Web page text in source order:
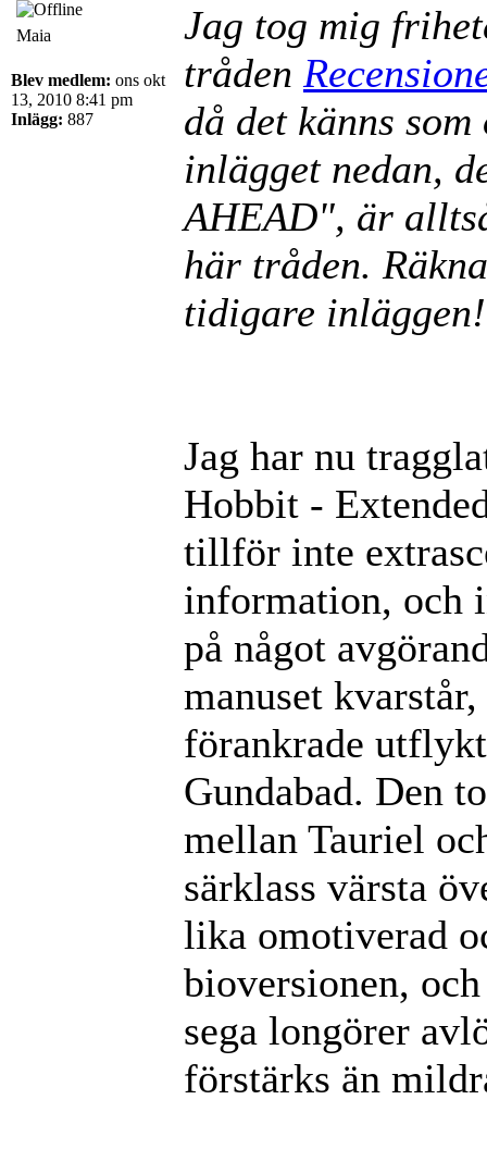
Maia
Blev medlem: ons okt
13, 2010 8:41 pm
Inlägg: 887
Jag tog mig
tråden
då det känns
inlägget nedan,
AHEAD", är
här tråden.
tidigare
Jag har nu
Hobbit -
tillför inte
information, och
på något
manuset
förankrade
Gundabad. Den
mellan Tauriel
särklass värsta
lika omotiverad
bioversionen,
sega longörer
förstärks än